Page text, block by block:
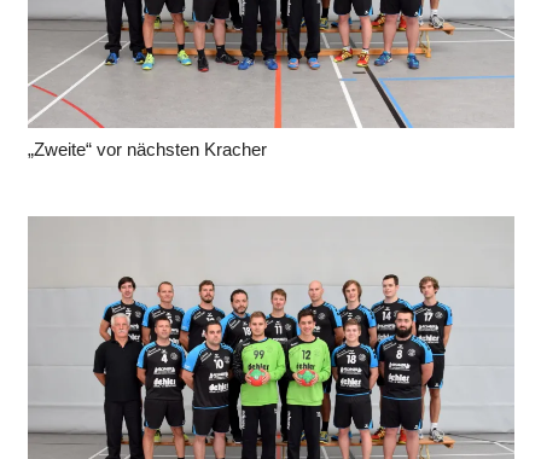
„Zweite“ vor nächsten Kracher